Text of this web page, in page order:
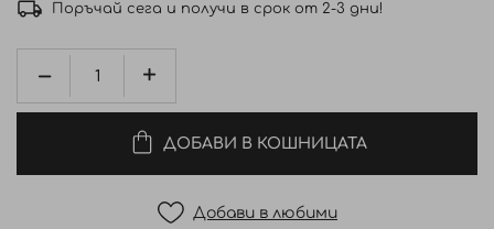
Поръчай сега и получи в срок от 2-3 дни!
ДОБАВИ В КОШНИЦАТА
Добави в любими